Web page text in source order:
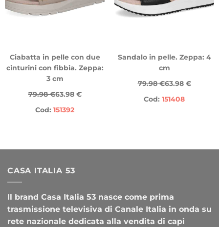
Ciabatta in pelle con due
cinturini con fibbia. Zeppa:
3 cm
79.98 €63.98 €
Cod: 151392
Sandalo in pelle. Zeppa: 4
cm
79.98 €63.98 €
Cod: 151408
CASA ITALIA 53
Il brand Casa Italia 53 nasce come prima
trasmissione televisiva di Canale Italia in onda su
rete nazionale dedicata alla vendita di capi